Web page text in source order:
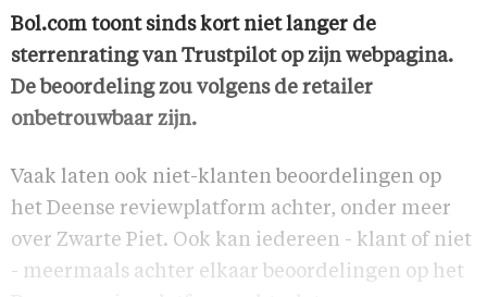
Bol.com toont sinds kort niet langer de
sterrenrating van Trustpilot op zijn webpagina.
De beoordeling zou volgens de retailer
onbetrouwbaar zijn.
Vaak laten ook niet-klanten beoordelingen op
het Deense reviewplatform achter, onder meer
over Zwarte Piet. Ook kan iedereen - klant of niet
- meermaals achter elkaar beoordelingen op het